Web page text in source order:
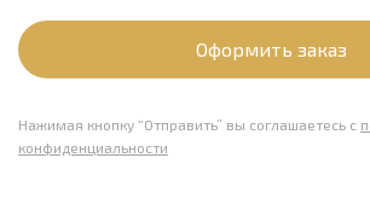
Оформить заказ
Нажимая кнопку “Отправить” вы соглашаетесь с
конфиденциальности